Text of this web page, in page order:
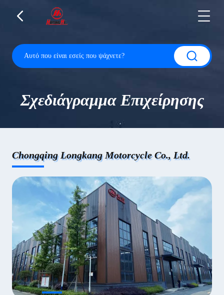
Σχεδιάγραμμα Επιχείρησης
Chongqing Longkang Motorcycle Co., Ltd.